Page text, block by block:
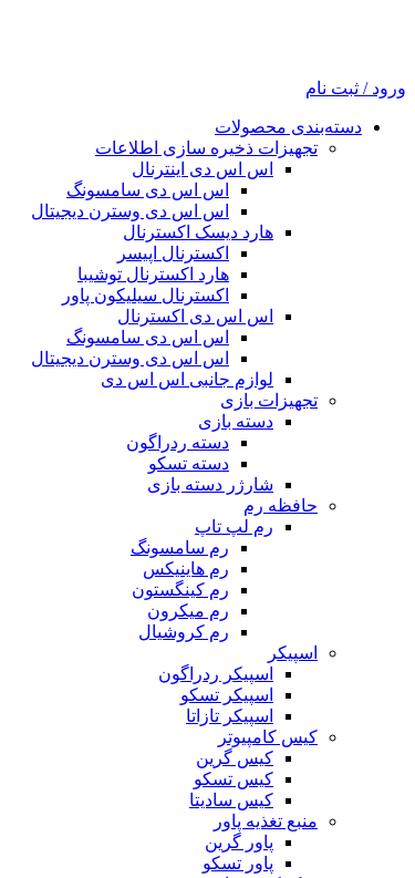
ورود / ثبت نام
دسته‌بندی محصولات
تجهیزات ذخیره سازی اطلاعات
اس اس دی اینترنال
اس اس دی سامسونگ
اس اس دی وسترن دیجیتال
هارد دیسک اکسترنال
اکسترنال اپیسر
هارد اکسترنال توشیبا
اکسترنال سیلیکون پاور
اس اس دی اکسترنال
اس اس دی سامسونگ
اس اس دی وسترن دیجیتال
لوازم جانبی اس اس دی
تجهیزات بازی
دسته بازی
دسته ردراگون
دسته تسکو
شارژر دسته بازی
حافظه رم
رم لپ تاپ
رم سامسونگ
رم هاینیکس
رم کینگستون
رم میکرون
رم کروشیال
اسپیکر
اسپیکر ردراگون
اسپیکر تسکو
اسپیکر تازاتا
کیس کامپیوتر
کیس گرین
کیس تسکو
کیس سادیتا
منبع تغذیه‌ پاور
پاور گرین
پاور تسکو